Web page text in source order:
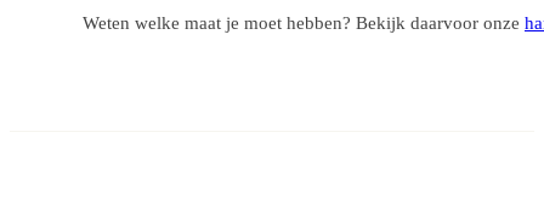
Weten welke maat je moet hebben? Bekijk daarvoor onze